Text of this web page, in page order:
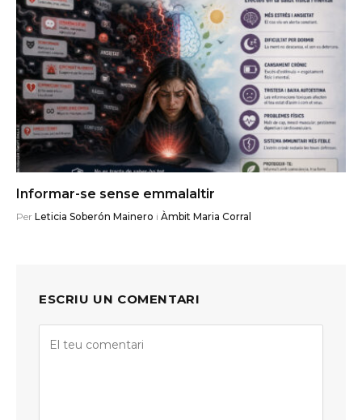
Informar-se sense emmalaltir
Per Leticia Soberón Mainero i Àmbit Maria Corral
ESCRIU UN COMENTARI